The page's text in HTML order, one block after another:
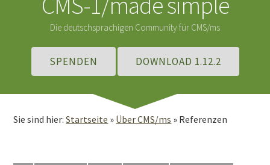
Die deutschsprachigen Community für CMS/ms
SPENDEN DOWNLOAD 1.12.2
Sie sind hier:Startseite » Über CMS/ms » Referenzen